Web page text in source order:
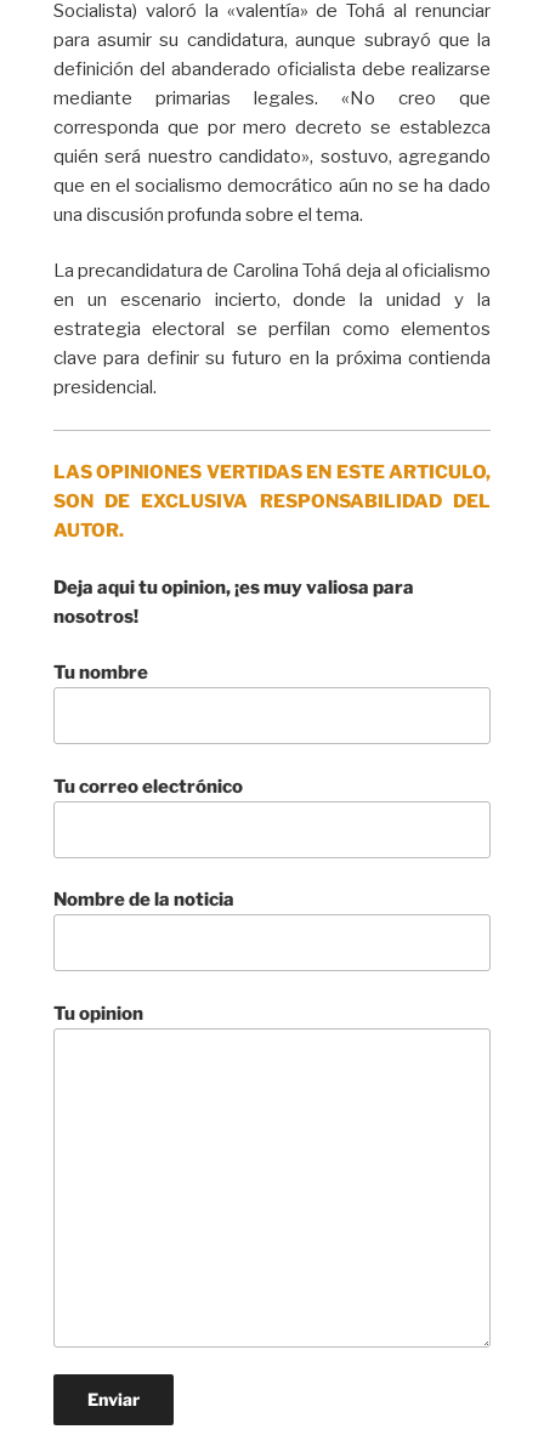
Socialista) valoró la «valentía» de Tohá al renunciar
para asumir su candidatura, aunque subrayó que la
definición del abanderado oficialista debe realizarse
mediante primarias legales. «No creo que
corresponda que por mero decreto se establezca
quién será nuestro candidato», sostuvo, agregando
que en el socialismo democrático aún no se ha dado
una discusión profunda sobre el tema.
La precandidatura de Carolina Tohá deja al oficialismo
en un escenario incierto, donde la unidad y la
estrategia electoral se perfilan como elementos
clave para definir su futuro en la próxima contienda
presidencial.
LAS OPINIONES VERTIDAS EN ESTE ARTICULO,
SON DE EXCLUSIVA RESPONSABILIDAD DEL
AUTOR.
Deja aqui tu opinion, ¡es muy valiosa para
nosotros!
Tu nombre
Tu correo electrónico
Nombre de la noticia
Tu opinion